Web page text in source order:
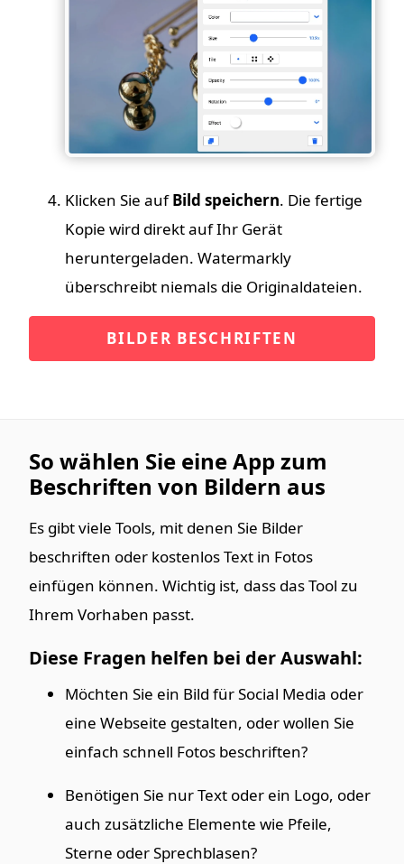
Klicken Sie aufBild speichern. Die fertige
Kopie wird direkt auf Ihr Gerät
heruntergeladen. Watermarkly
überschreibt niemals die Originaldateien.
BILDER BESCHRIFTEN
So wählen Sie eine App zum
Beschriften von Bildern aus
Es gibt viele Tools, mit denen Sie Bilder
beschriften oder kostenlos Text in Fotos
einfügen können. Wichtig ist, dass das Tool zu
Ihrem Vorhaben passt.
Diese Fragen helfen bei der Auswahl:
Möchten Sie ein Bild für Social Media oder
eine Webseite gestalten, oder wollen Sie
einfach schnell Fotos beschriften?
Benötigen Sie nur Text oder ein Logo, oder
auch zusätzliche Elemente wie Pfeile,
Sterne oder Sprechblasen?